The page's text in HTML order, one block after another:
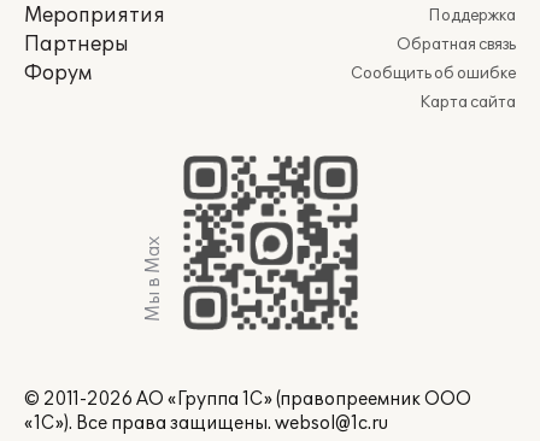
Мероприятия
Партнеры
Форум
Поддержка
Обратная связь
Сообщить об ошибке
Карта сайта
Мы в Max
© 2011-2026 АО «Группа 1С» (правопреемник ООО
«1С»). Все права защищены. websol@1c.ru